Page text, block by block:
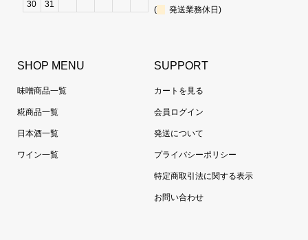
30
31
( 発送業務休日)
SHOP MENU
味噌商品一覧
糀商品一覧
日本酒一覧
ワイン一覧
SUPPORT
カートを見る
会員ログイン
発送について
プライバシーポリシー
特定商取引法に関する表示
お問い合わせ